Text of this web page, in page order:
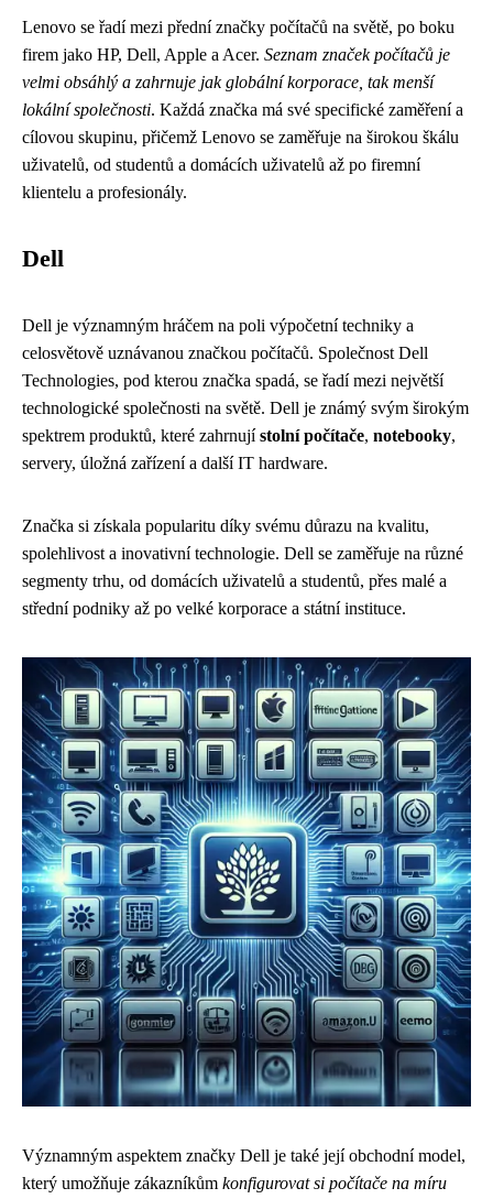
Lenovo se řadí mezi přední značky počítačů na světě, po boku
firem jako HP, Dell, Apple a Acer. Seznam značek počítačů je
velmi obsáhlý a zahrnuje jak globální korporace, tak menší
lokální společnosti. Každá značka má své specifické zaměření a
cílovou skupinu, přičemž Lenovo se zaměřuje na širokou škálu
uživatelů, od studentů a domácích uživatelů až po firemní
klientelu a profesionály.
Dell
Dell je významným hráčem na poli výpočetní techniky a
celosvětově uznávanou značkou počítačů. Společnost Dell
Technologies, pod kterou značka spadá, se řadí mezi největší
technologické společnosti na světě. Dell je známý svým širokým
spektrem produktů, které zahrnujístolní počítače, notebooky,
servery, úložná zařízení a další IT hardware.
Značka si získala popularitu díky svému důrazu na kvalitu,
spolehlivost a inovativní technologie. Dell se zaměřuje na různé
segmenty trhu, od domácích uživatelů a studentů, přes malé a
střední podniky až po velké korporace a státní instituce.
Významným aspektem značky Dell je také její obchodní model,
který umožňuje zákazníkům konfigurovat si počítače na míru